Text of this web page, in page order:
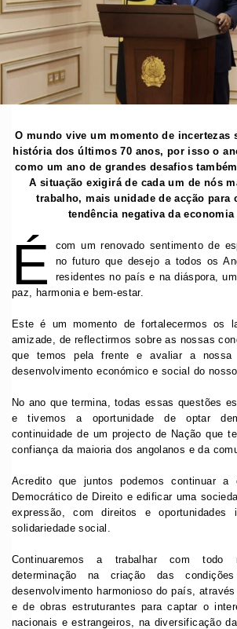
O mundo vive um momento de incertezas
história dos últimos 70 anos, por isso o
como um ano de grandes desafios
A situação exigirá de cada um de nós
trabalho, mais unidade de acção para
tendência negativa da
É
com um renovado sentimento de
no futuro que desejo a todos os
residentes no país e na diáspora,
paz, harmonia e bem-estar.
Este é um momento de fortalecermos os
amizade, de reflectirmos sobre as nossas
que temos pela frente e avaliar a nossa
desenvolvimento económico e social do nosso
No ano que termina, todas essas questões
e tivemos a oportunidade de optar
continuidade de um projecto de Nação que
confiança da maioria dos angolanos e da
Acredito que juntos podemos continuar a
Democrático de Direito e edificar uma
expressão, com direitos e
solidariedade social.
Continuaremos a trabalhar com todo
determinação na criação das
desenvolvimento harmonioso do país,
e de obras estruturantes para captar o
nacionais e estrangeiros, na diversificação